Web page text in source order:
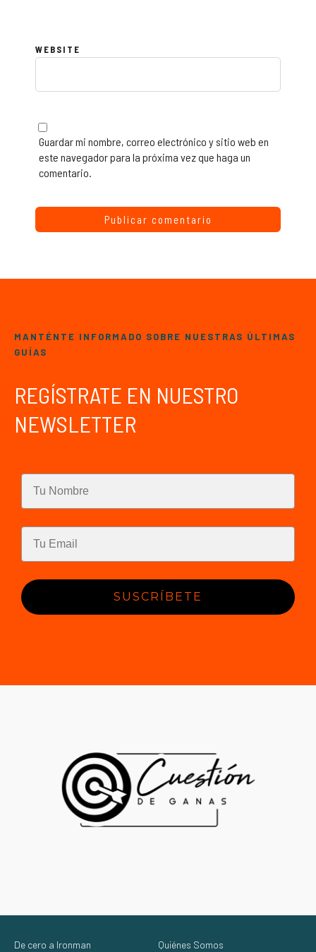
WEBSITE
Guardar mi nombre, correo electrónico y sitio web en
este navegador para la próxima vez que haga un
comentario.
MANTÉNTE INFORMADO SOBRE NUESTRAS ÚLTIMAS
GUÍAS
REGÍSTRATE EN NUESTRO
NEWSLETTER
SUSCRÍBETE
De cero a Ironman Quiénes Somos